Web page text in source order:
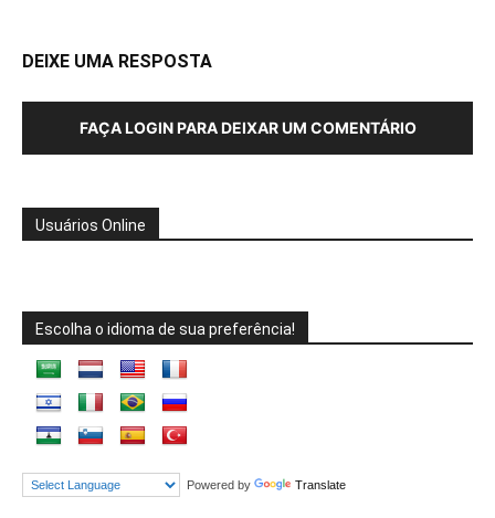
DEIXE UMA RESPOSTA
FAÇA LOGIN PARA DEIXAR UM COMENTÁRIO
Usuários Online
Escolha o idioma de sua preferência!
Powered by Translate